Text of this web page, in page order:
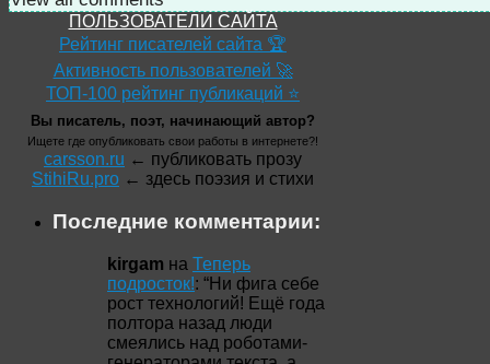
ПОЛЬЗОВАТЕЛИ САЙТА
Рейтинг писателей сайта 🏆
Активность пользователей 🚀
ТОП-100 рейтинг публикаций ⭐
Вы писатель, поэт, начинающий автор?
Ищете где опубликовать свои работы в интернете?!
carsson.ru ← публиковать прозу
StihiRu.pro ← здесь поэзия и стихи
Последние комментарии:
kirgam на Теперь
подросток!: “Ни фига себе
рост технологий! Ещё года
полтора назад люди
смеялись над роботами-